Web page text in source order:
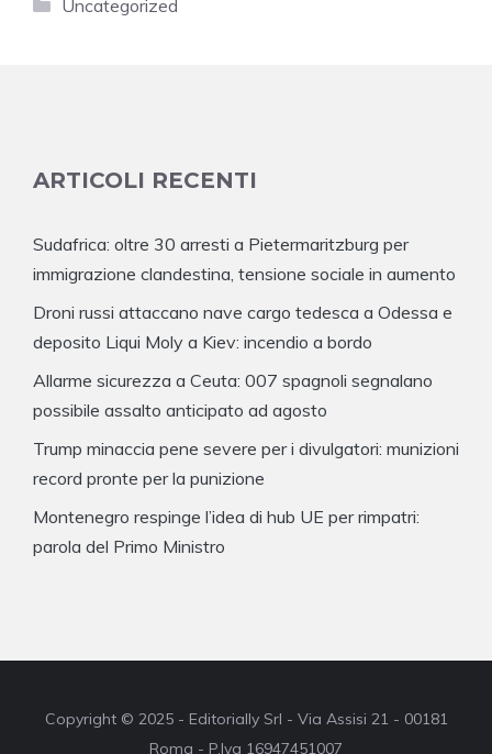
Uncategorized
ARTICOLI RECENTI
Sudafrica: oltre 30 arresti a Pietermaritzburg per
immigrazione clandestina, tensione sociale in aumento
Droni russi attaccano nave cargo tedesca a Odessa e
deposito Liqui Moly a Kiev: incendio a bordo
Allarme sicurezza a Ceuta: 007 spagnoli segnalano
possibile assalto anticipato ad agosto
Trump minaccia pene severe per i divulgatori: munizioni
record pronte per la punizione
Montenegro respinge l’idea di hub UE per rimpatri:
parola del Primo Ministro
Copyright © 2025 - Editorially Srl - Via Assisi 21 - 00181
Roma - P.Iva 16947451007